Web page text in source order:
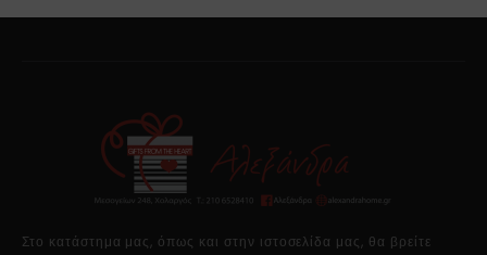
Στο κατάστημα μας, όπως και στην ιστοσελίδα μας, θα βρείτε